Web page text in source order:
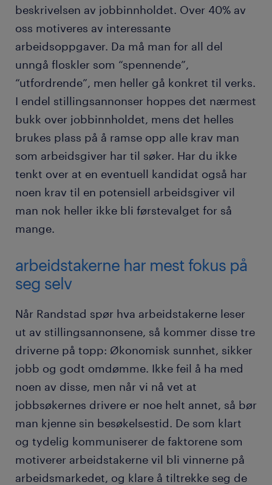
beskrivelsen av jobbinnholdet. Over 40% av
oss motiveres av interessante
arbeidsoppgaver. Da må man for all del
unngå floskler som “spennende”,
“utfordrende”, men heller gå konkret til verks.
I endel stillingsannonser hoppes det nærmest
bukk over jobbinnholdet, mens det helles
brukes plass på å ramse opp alle krav man
som arbeidsgiver har til søker. Har du ikke
tenkt over at en eventuell kandidat også har
noen krav til en potensiell arbeidsgiver vil
man nok heller ikke bli førstevalget for så
mange.
arbeidstakerne har mest fokus på
seg selv
Når Randstad spør hva arbeidstakerne leser
ut av stillingsannonsene, så kommer disse tre
driverne på topp: Økonomisk sunnhet, sikker
jobb og godt omdømme. Ikke feil å ha med
noen av disse, men når vi nå vet at
jobbsøkernes drivere er noe helt annet, så bør
man kjenne sin besøkelsestid. De som klart
og tydelig kommuniserer de faktorene som
motiverer arbeidstakerne vil bli vinnerne på
arbeidsmarkedet, og klare å tiltrekke seg de